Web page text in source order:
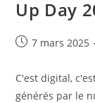
Up Day
Publication
7 mars 2025
C'est digital,
générés par le